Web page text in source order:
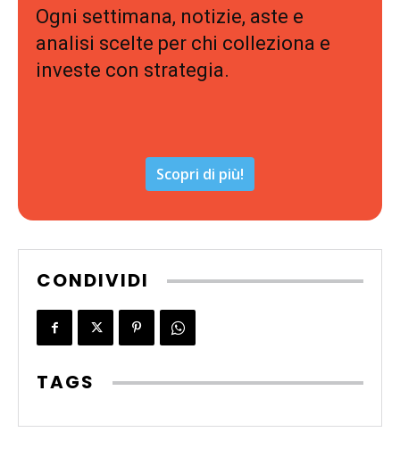
Ogni settimana, notizie, aste e
analisi scelte per chi colleziona e
investe con strategia.
Scopri di più!
CONDIVIDI
TAGS